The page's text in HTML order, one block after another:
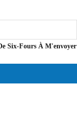
Six-Fours À M'envoyer